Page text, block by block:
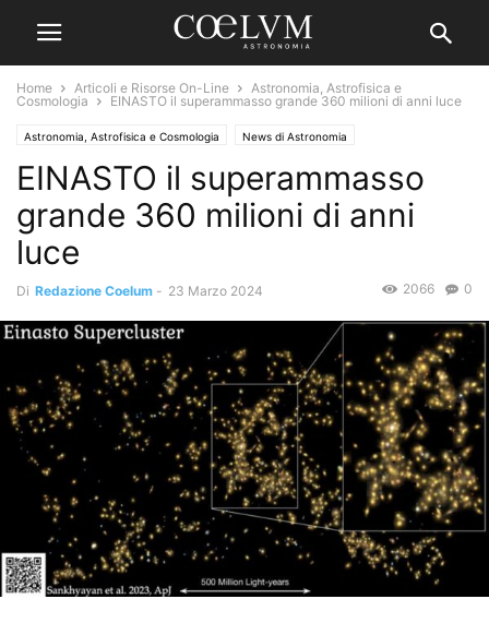
Home Articoli e Risorse On-Line
Astronomia, Astrofisica e
Cosmologia
EINASTO il superammasso grande 360 milioni di anni luce
Astronomia, Astrofisica e Cosmologia News di Astronomia
EINASTO il superammasso
grande 360 milioni di anni
luce
Di Redazione Coelum - 23 Marzo 2024 0
2066